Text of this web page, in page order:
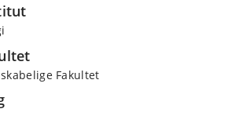
Fakultet